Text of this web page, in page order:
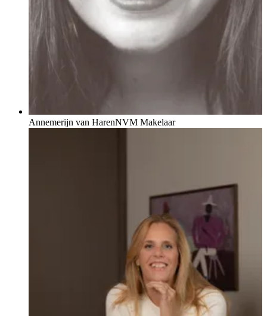
Annemerijn van HarenNVM Makelaar